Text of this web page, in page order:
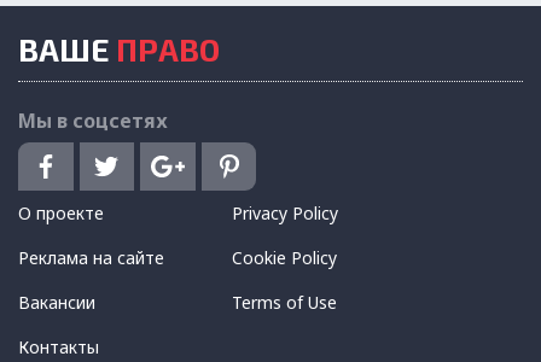
ВАШЕ ПРАВО
Мы в соцсетях
О проекте
Реклама на сайте
Вакансии
Контакты
Privacy Policy
Cookie Policy
Terms of Use